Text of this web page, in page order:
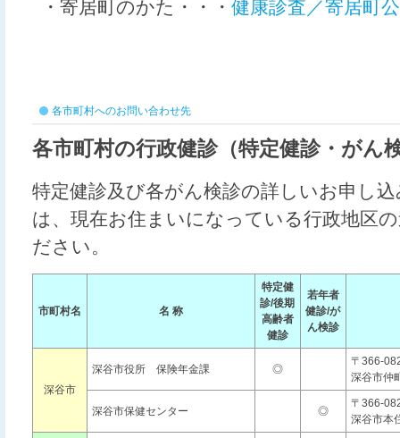
・寄居町のかた・・・ 健康診査／寄居町
各市町村へのお問い合わせ先
各市町村の行政健診（特定健診・がん
特定健診及び各がん検診の詳しいお申し
は、現在お住まいになっている行政地区
ださい。
市町村名 名 称
特定健
診/後期
高齢者
健診
若年者
健診/が
ん検診
深谷市
深谷市役所 保険年金課 ◎
〒366-
深谷市仲
深谷市保健センター ◎
〒366-
深谷市本